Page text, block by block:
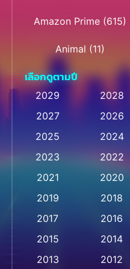
Amazon Prime(615)
Animal (11)
Animation การ์ตูน (32)
Animation การ์ตูน
Animation การ์ตูน
Animation อนิเมชั่น(1)
Animation แอนิเมชัน(1)
Anthology (2)
เลือกดูตามปี
2029
2028
2027
2026
2025
2024
2023
2022
2021
2020
2019
2018
2017
2016
2015
2014
2013
2012